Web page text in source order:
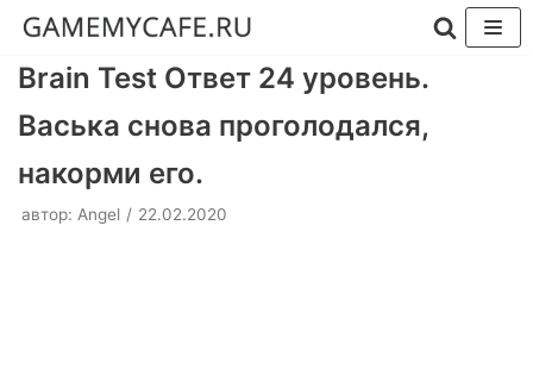
Перейти
содержимому
Brain Test Ответ 24 уровень.
Васька снова проголодался,
накорми его.
автор: Angel 22.02.2020